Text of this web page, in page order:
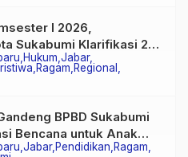
Hukum Jabar
Ragam Regional
I 2026,
Sukabumi Klarifikasi 29
Jabar Pendidikan Ragam
BPBD Sukabumi
Bencana untuk Anak
Boneka Tangan